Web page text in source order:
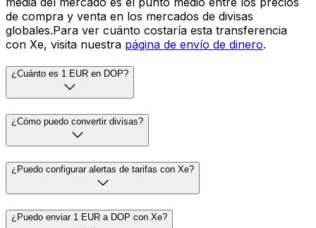
de compra y venta en los mercados de divisas
globales.Para ver cuánto costaría esta transferencia
con Xe, visita nuestra página de envío de dinero.
¿Cuánto es 1 EUR en DOP?
¿Cómo puedo convertir divisas?
¿Puedo configurar alertas de tarifas con Xe?
¿Puedo enviar 1 EUR a DOP con Xe?